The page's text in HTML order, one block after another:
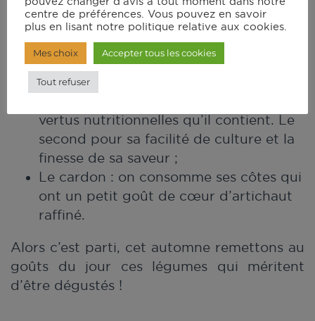
Les légumes à feuilles
Le chou kale et le chou rave sont
aujourd’hui des légumes à la mode : le
vertus nutritionnelles qu’il contient. Le
second pour sa facilité de culture et la
finesse de sa saveur ;
Le cardon : on consomme ses côtes qui
ont un petit goût de cœur d’artichaut
raffiné.
Alors c’est parti, cet automne remettons au
goûts du jour ces légumes qui méritent
d’être dégustés !
centre de préférences. Vous pouvez en savoir
plus en lisant notre politique relative aux cookies.
Mes choix Accepter tous les cookies
Tout refuser